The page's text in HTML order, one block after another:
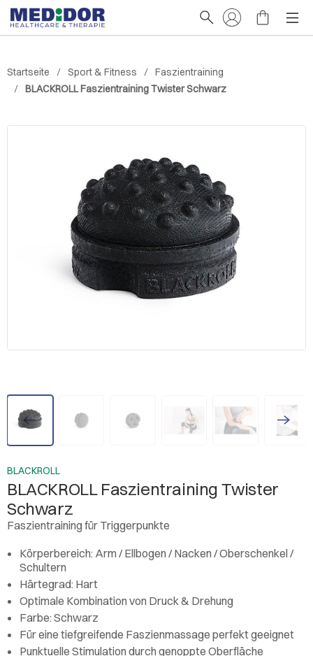
Startseite Sport & Fitness
Faszientraining
BLACKROLL Faszientraining Twister Schwarz
BLACKROLL
BLACKROLL Faszientraining Twister
Schwarz
Faszientraining für Triggerpunkte
Körperbereich: Arm / Ellbogen / Nacken / Oberschenkel /
Schultern
Härtegrad: Hart
Optimale Kombination von Druck & Drehung
Farbe: Schwarz
Für eine tiefgreifende Faszienmassage perfekt geeignet
Punktuelle Stimulation durch genoppte Oberfläche